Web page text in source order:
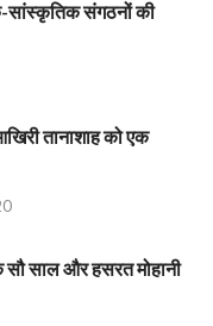
सांस्कृतिक संगठनों की
तानाशाह को एक
सौ साल और हसरत मोहानी